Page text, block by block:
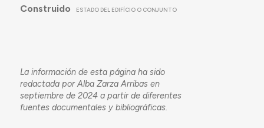
Construido ESTADO DEL EDIFÍCIO O CONJUNTO
La información de esta página ha sido
redactada por Alba Zarza Arribas en
septiembre de 2024 a partir de diferentes
fuentes documentales y bibliográficas.